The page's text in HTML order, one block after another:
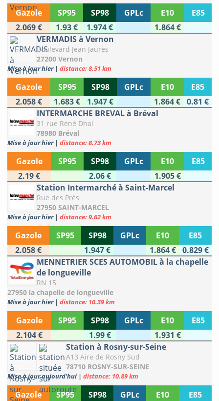
Gazole SP95 SP98 GPLc E10
E85
2.069 €
1.93 € 1.974 €
1.864 €
VERMADIS à Vernon
Boulevard Jean Jaurès
27200 Vernon
Mise à jour hier | distance: 8.51 km
Gazole SP95 SP98 GPLc E10
E85
2.058 €
1.683 € 1.947 € 1.864 € 0.81 €
INTERMARCHE BREVAL à Bréval
31 rue René Dhal
78980 Bréval
Mise à jour hier | distance: 8.73 km
Gazole SP95 SP98 GPLc E10
E85
2.19 €
2.06 €
1.905 €
Station Intermarché à Saint-Marcel
Rue des Prés
27950 SAINT-MARCEL
Mise à jour hier | distance: 9.62 km
Gazole SP95 SP98 GPLc E10
E85
2.058 €
1.947 € 1.864 €
0.829 €
MENNETRIER SCES AUTOMOBIL à la chapelle
de longueville
RN 15
27950 la chapelle de longueville
Mise à jour hier | distance: 10.39 km
Gazole SP95 SP98 GPLc E10
E85
2.104 €
1.99 €
1.931 €
Station à Rosny-sur-Seine
A13 Aire de Rosny Sud
78710 ROSNY-SUR-SEINE
Mise à jour aujourd'hui | distance: 10.89 km
Gazole SP95 SP98 GPLc E10
E85